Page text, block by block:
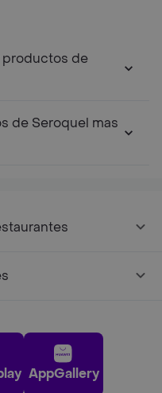
productos de
de Seroquel mas
AppGallery